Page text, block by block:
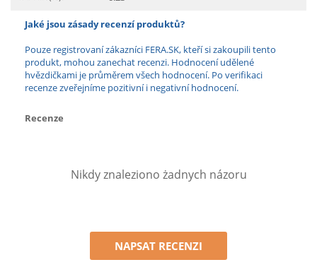
Jaké jsou zásady recenzí produktů?
Pouze registrovaní zákazníci FERA.SK, kteří si zakoupili tento
produkt, mohou zanechat recenzi. Hodnocení udělené
hvězdičkami je průměrem všech hodnocení. Po verifikaci
recenze zveřejníme pozitivní i negativní hodnocení.
Recenze
Nikdy znaleziono żadnych názoru
NAPSAT RECENZI